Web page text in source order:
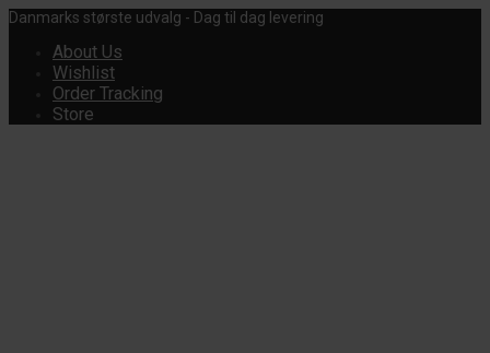
Danmarks største udvalg - Dag til dag levering
About Us
Wishlist
Order Tracking
Store